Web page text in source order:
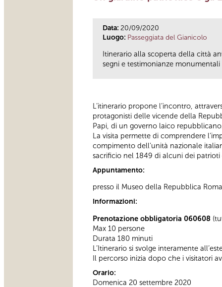
Data: 20/09/2020
Luogo: Passeggiata del Gianicolo
Itinerario alla scoperta della città
segni e testimonianze
L’itinerario propone l’incontro,
protagonisti delle vicende della
Papi, di un governo laico repubblicano.
La visita permette di comprendere
compimento dell’unità nazionale
sacrificio nel 1849 di alcuni dei
Appuntamento:
presso il Museo della Repubblica
Informazioni:
Prenotazione obbligatoria 060608
Max 10 persone
Durata 180 minuti
L’Itinerario si svolge interamente
Il percorso inizia dopo che i visitatori
Orario:
Domenica 20 settembre 2020